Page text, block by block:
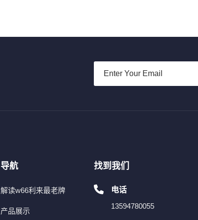
导航
解读w66利来最老牌
产品展示
找到我们
电话
13594780055